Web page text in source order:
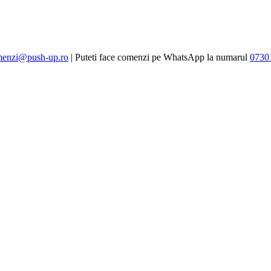
up.ro | Puteti face comenzi pe WhatsApp la numarul